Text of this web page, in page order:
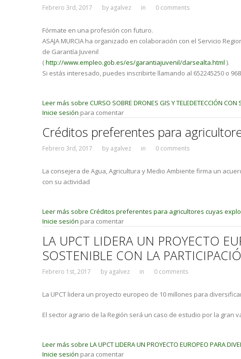
Febrero 3rd, 2017 by agalvez in 0 comments
Fórmate en una profesión con futuro.
ASAJA MURCIA ha organizado en colaboración con el Servicio
de Garantía Juvenil
(http://www.empleo.gob.es/es/garantiajuvenil/darsealta.html ).
Si estás interesado, puedes inscribirte llamando al 652245250 o
Leer más sobre CURSO SOBRE DRONES GIS Y TELEDETECCIÓN CON
Inicie sesión para comentar
Créditos preferentes para
Febrero 3rd, 2017 by agalvez in 0 comments
La consejera de Agua, Agricultura y Medio Ambiente firma un
con su actividad
Leer más sobre Créditos preferentes para agricultores cuyas
Inicie sesión para comentar
LA UPCT LIDERA UN PROYECTO
SOSTENIBLE CON LA
Febrero 1st, 2017 by agalvez in 0 comments
La UPCT lidera un proyecto europeo de 10 millones para
El sector agrario de la Región será un caso de estudio por la
Leer más sobre LA UPCT LIDERA UN PROYECTO EUROPEO PARA
Inicie sesión para comentar